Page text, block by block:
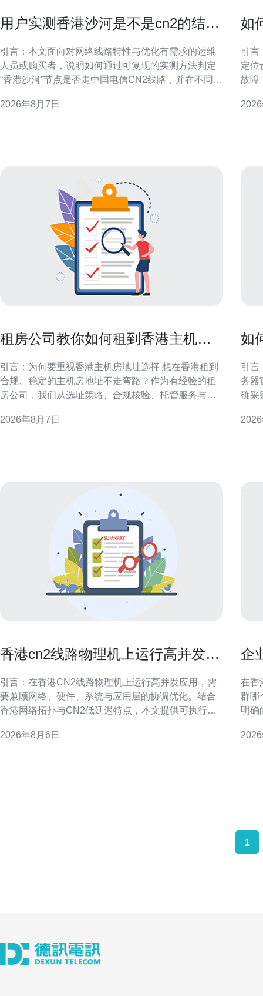
用户实测香港沙河是不是cn2的结果
引言：本文面向对网络线路特性与优化有需求的运维
人员或购买者，说明如何通过可复现的实测方法判定
“香港沙河”节点是否走中国电信CN2线路，并在不同判
断言，提供操作步骤与解读要点，方便读者自行复
2026年8月7日
如
引言
定位
故障
时间内恢复访
租房公司教你如何租到香港主机房
引言：为何要重视香港主机房地址选择 想在香港租到
合规、稳定的主机房地址不走弯路？作为有经验的租
房公司，我们从选址策略、合规核验、托管服务与实
影响网络连通和法律合规，也直接关系到业务连续性
2026年8月7日
如
引言：明
务器
确采
重官
香港cn2线路物理机上运行高并发应
引言：在香港CN2线路物理机上运行高并发应用，需
要兼顾网络、硬件、系统与应用层的协调优化。结合
香港网络拓扑与CN2低延迟特点，本文提供可执行的
低延迟并增强稳定性，适合面向本地与区域性GEO搜
2026年8月6日
企
在香
群哪
明确
衡，确
1